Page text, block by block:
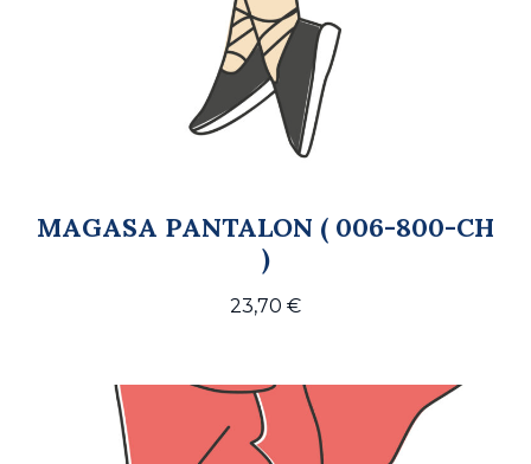
MAGASA PANTALON ( 006-800-CH
)
23,70 €